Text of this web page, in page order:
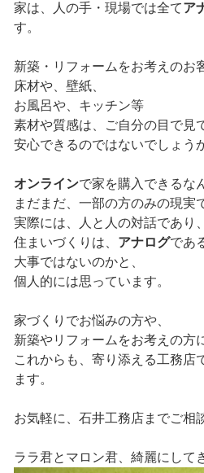
家は、人の手・現場では全てア
す。
新築・リフォームをお考えのお
床材や、壁紙、
お風呂や、キッチン等
素材や質感は、ご自分の目で見
安心できるのではないでしょう
オンラインで家を購入できるな
まだまだ、一部の方のみの現実
実際には、人と人の対話であり、
住まいづくりは、 アナログであ
大事ではないのかと、
個人的には思っています。
家づくりでお悩みの方や、
新築やリフォームをお考えの方
これからも、寄り添える工務店
ます。
お気軽に、石井工務店までご相
ララ君とマロン君、綺麗にして